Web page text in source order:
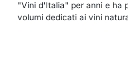
"Vini d'Italia" per anni e ha
volumi dedicati ai vini